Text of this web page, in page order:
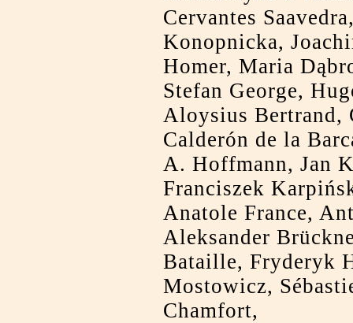
Cervantes
Konopnicka,
Homer, Maria
Stefan George,
Aloysius Bertrand,
Calderón de la
A. Hoffmann, Jan
Franciszek
Anatole France,
Aleksander
Bataille, Fryderyk
Mostowicz,
Chamfort,